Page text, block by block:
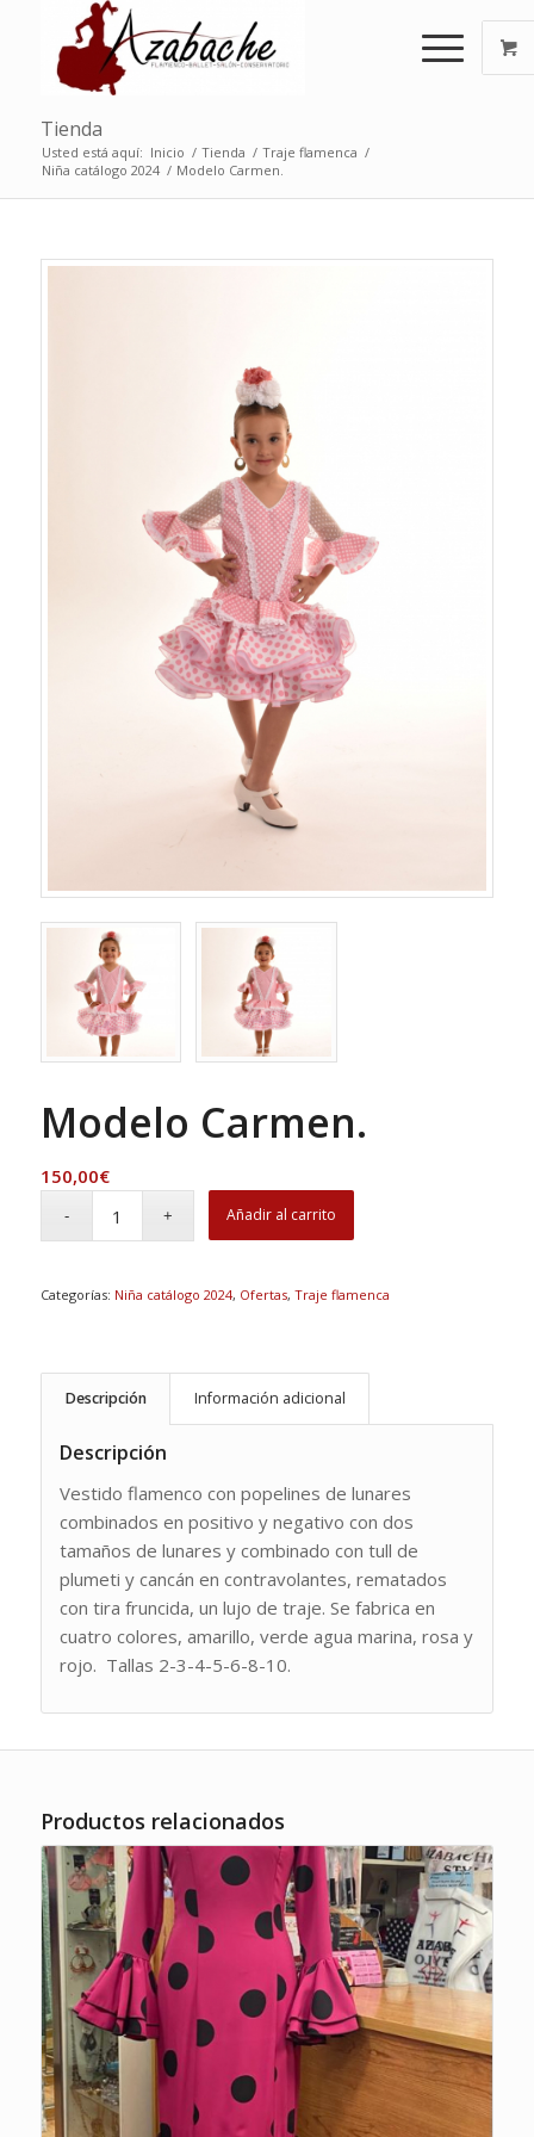
Tienda
Usted está aquí: Inicio / Tienda / Traje flamenca /
Niña catálogo 2024 / Modelo Carmen.
Modelo Carmen.
150,00€
Añadir al carrito
Categorías: Niña catálogo 2024, Ofertas, Traje flamenca
Descripción Información adicional
Descripción
Vestido flamenco con popelines de lunares
combinados en positivo y negativo con dos
tamaños de lunares y combinado con tull de
plumeti y cancán en contravolantes, rematados
con tira fruncida, un lujo de traje. Se fabrica en
cuatro colores, amarillo, verde agua marina, rosa y
rojo. Tallas 2-3-4-5-6-8-10.
Productos relacionados